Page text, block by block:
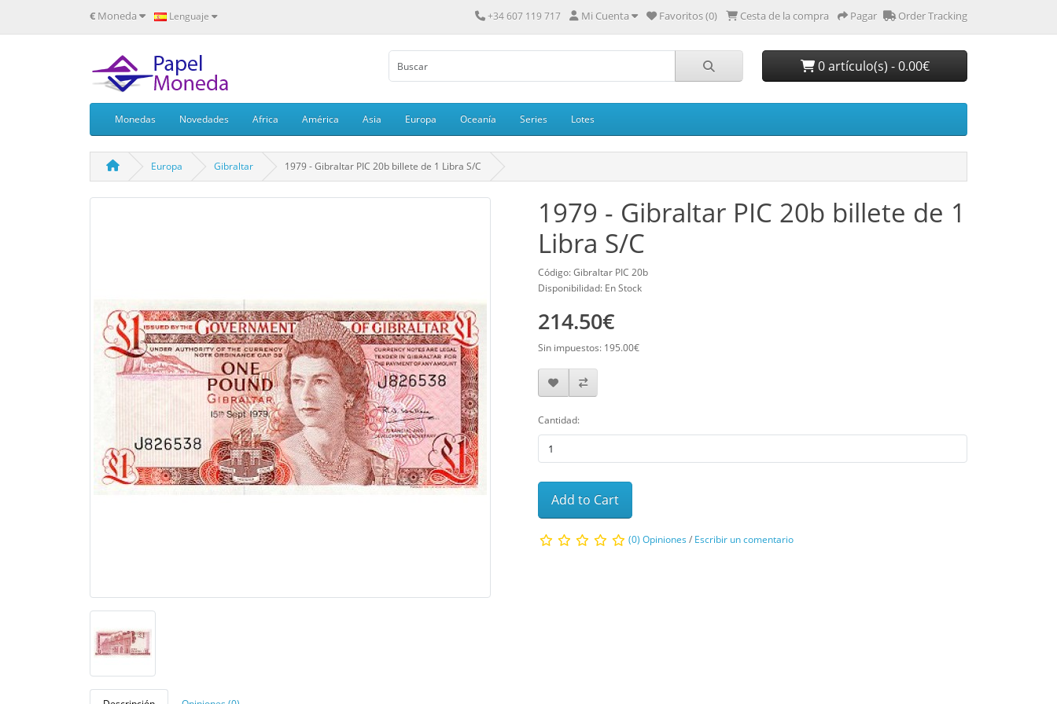
€ Moneda Lenguaje +34 607 119 717 Mi Cuenta Favoritos (0) Cesta de la compra Pagar Order Tracking
0 artículo(s) - 0.00€
Monedas Novedades Africa América Asia Europa Oceanía Series Lotes
Europa Gibraltar 1979 - Gibraltar PIC 20b billete de 1 Libra S/C
1979 - Gibraltar PIC 20b billete de 1
Libra S/C
Código: Gibraltar PIC 20b
Disponibilidad: En Stock
214.50€
Sin impuestos: 195.00€
Cantidad:
Add to Cart
(0) Opiniones/ Escribir un comentario